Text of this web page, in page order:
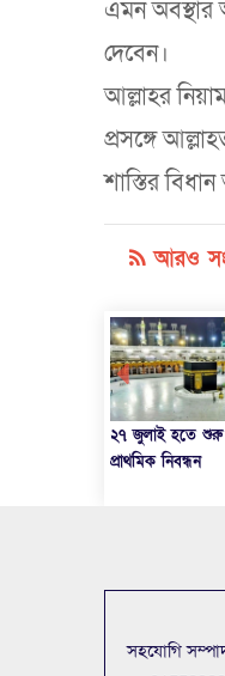
এমন অবস্থার
দেবেন।
আল্লাহর
প্রসঙ্গে
শাস্তির
আরও
ছোট্ট যে দোয়ায়
খুলে যায়
সহযোগি